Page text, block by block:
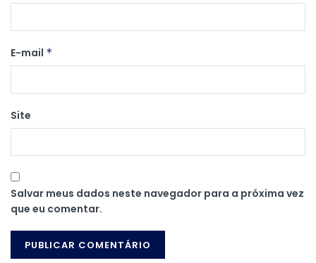
E-mail *
Site
Salvar meus dados neste navegador para a próxima vez
que eu comentar.